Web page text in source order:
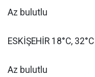
Az bulutlu
ESKİŞEHİR 18°C, 32°C
Az bulutlu